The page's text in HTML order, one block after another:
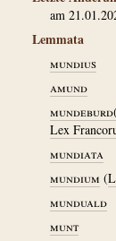
am
Lemmata
mundius
amund
Lex
mundiata
mundium (
munduald
munt